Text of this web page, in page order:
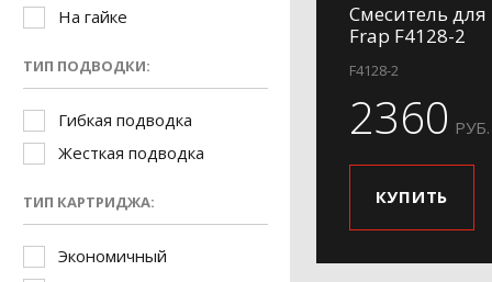
На гайке
ТИП ПОДВОДКИ:
Гибкая подводка
Жесткая подводка
ТИП КАРТРИДЖА:
Экономичный
Смеситель для
Frap F4128-2
F4128-2
2360 РУБ.
КУПИТЬ